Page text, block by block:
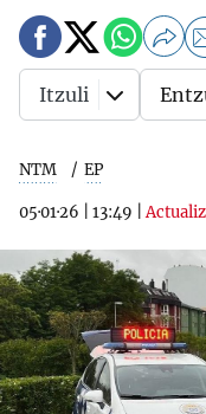
NTM EP
05·01·26 13:49 |
Itzuli